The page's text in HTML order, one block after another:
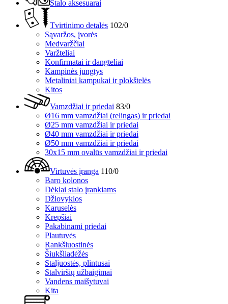
Stalo aksesuarai
Tvirtinimo detalės 102/0
Sąvaržos, įvorės
Medvaržčiai
Varžteliai
Konfirmatai ir dangteliai
Kampinės jungtys
Metaliniai kampukai ir plokštelės
Kitos
Vamzdžiai ir priedai 83/0
Ø16 mm vamzdžiai (relingas) ir priedai
Ø25 mm vamzdžiai ir priedai
Ø40 mm vamzdžiai ir priedai
Ø50 mm vamzdžiai ir priedai
30x15 mm ovalūs vamzdžiai ir priedai
Virtuvės įranga 110/0
Baro kolonos
Dėklai stalo įrankiams
Džiovyklos
Karuselės
Krepšiai
Pakabinami priedai
Plautuvės
Rankšluostinės
Šiukšliadėžės
Staljuostės, plintusai
Stalviršių užbaigimai
Vandens maišytuvai
Kita